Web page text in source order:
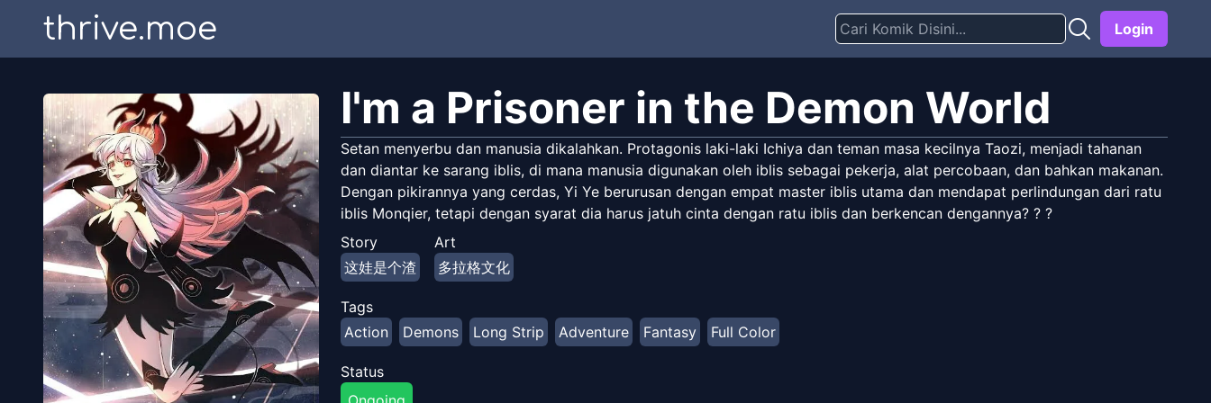
thrive.moe Login
I'm a Prisoner in the Demon World
Setan menyerbu dan manusia dikalahkan. Protagonis laki-laki Ichiya dan teman masa kecilnya Taozi, menjadi tahanan
dan diantar ke sarang iblis, di mana manusia digunakan oleh iblis sebagai pekerja, alat percobaan, dan bahkan makanan.
Dengan pikirannya yang cerdas, Yi Ye berurusan dengan empat master iblis utama dan mendapat perlindungan dari ratu
iblis Monqier, tetapi dengan syarat dia harus jatuh cinta dengan ratu iblis dan berkencan dengannya? ? ?
Story
这娃是个渣
Art
多拉格文化
Tags
Action
Demons Long Strip Adventure Fantasy Full Color
Status